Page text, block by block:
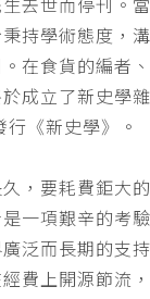
去世而停刊。
持學術態度，
在食貨的編者
成立了新史學
《新史學》。
，要耗費鉅大
一項艱辛的考
泛而長期的支
費上開源節流